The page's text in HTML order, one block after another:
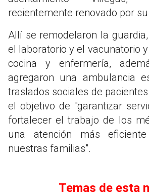
recientemente renovado por
Allí se remodelaron la
el laboratorio y el vacunatorio
cocina y enfermería,
agregaron una ambulancia
traslados sociales de
el objetivo de "garantizar
fortalecer el trabajo de los
una atención más
nuestras familias".
Temas de esta